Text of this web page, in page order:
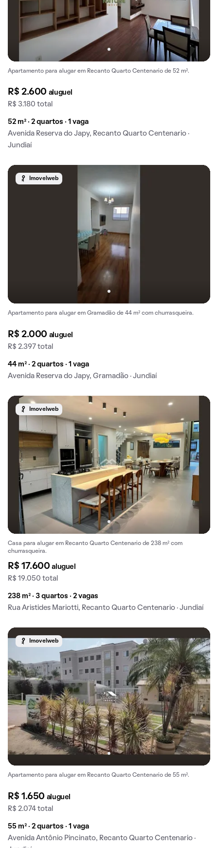
Apartamento para alugar em Recanto Quarto Centenario de 52 m².
R$ 2.600 aluguel
R$ 3.180 total
52 m² · 2 quartos · 1 vaga
Avenida Reserva do Japy, Recanto Quarto Centenario ·
Jundiaí
Imovelweb
Apartamento para alugar em Gramadão de 44 m² com churrasqueira.
R$ 2.000 aluguel
R$ 2.397 total
44 m² · 2 quartos · 1 vaga
Avenida Reserva do Japy, Gramadão · Jundiaí
Imovelweb
Casa para alugar em Recanto Quarto Centenario de 238 m² com
churrasqueira.
R$ 17.600aluguel
R$ 19.050 total
238 m² · 3 quartos · 2 vagas
Rua Aristides Mariotti, Recanto Quarto Centenario · Jundiaí
Imovelweb
Apartamento para alugar em Recanto Quarto Centenario de 55 m².
R$ 1.650 aluguel
R$ 2.074 total
55 m² · 2 quartos · 1 vaga
Avenida Antônio Pincinato, Recanto Quarto Centenario ·